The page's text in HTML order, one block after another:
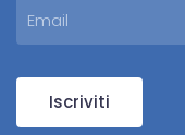
Iscriviti